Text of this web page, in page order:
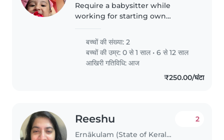
Require a babysitter while
working for starting own
बच्चों की संख्या: 2
बच्चों की उम्र:0 से 1 साल •6 से 12 साल
आखिरी गतिविधि: आज
₹250.00/घंटा
Reeshu
Ernākulam (State of Kerala) में आया की नौकरी
2